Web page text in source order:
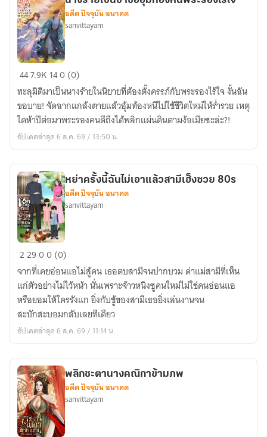
นาง
ร้าย
เช่น
ข้า
ขอ
อุ้ม
หนี
พระรอง
ไร้
ใจ
อดีต ปัจจุบัน อนาคต
sanvittayam
447.9K 140 (0)
ทะลุมิติมาเป็นนางร้ายในนิยายที่ต้องตั้งครรภ์กับพระรองไร้ใจ งั้นฉัน
ขอบาย! จัดฉากแกล้งตายแล้วอุ้มท้องหนีไปใช้ชีวิตใหม่ให้ร่ำรวย เหตุ
ใดห้าปีต่อมาพระรองคนดีถึงได้พลิกแผ่นดินตามง้อเมียซะล่ะ?!
อัปเดตล่าสุด 6 ส.ค. 69 / 13:50 น.
หย่า
ครั้ง
นี้
ฉัน
ไม่
เอา
แล้ว
มี
เฮ็ง
ซวย
80s
หย่าครั้งนี้ฉันไม่เอาแล้วสามีเฮ็งซวย 80s
อดีต ปัจจุบัน อนาคต
sanvittayam
22900 (0)
จากที่เคยอ่อนแอไม่สู้คน เธอตบสามีจนปากบวม ด่าแม่สามีที่เห็น
แก่ตัวอย่างไม่ไว้หน้า นั่นเพราะจ้าวหนิงซูคนใหม่ไม่ใช่คนอ่อนแอ
หรือยอมให้ใครรังแก ยิ่งกับชู้ของสามีเธอยิ่งเล่นงานจน
สะบักสะบอมกลับเลยทีเดียว
อัปเดตล่าสุด 6 ส.ค. 69 / 11:14 น.
พลิกชะตานางคณิกาข้ามภพ
อดีต ปัจจุบัน อนาคต
sanvittayam